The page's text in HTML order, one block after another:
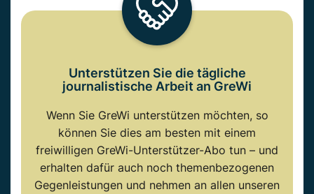
Unterstützen Sie die tägliche
journalistische Arbeit an GreWi
Wenn Sie GreWi unterstützen möchten, so
können Sie dies am besten mit einem
freiwilligen GreWi-Unterstützer-Abo tun – und
erhalten dafür auch noch themenbezogenen
Gegenleistungen und nehmen an allen unseren